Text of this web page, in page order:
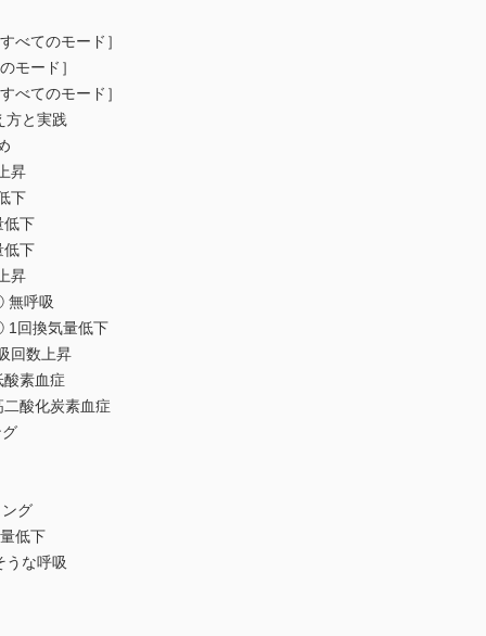
てのモード］
モード］
てのモード］
方と実践
昇
下
下
下
昇
無呼吸
回換気量低下
回数上昇
素血症
酸化炭素血症
グ
低下
な呼吸